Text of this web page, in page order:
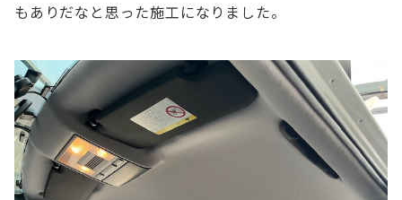
もありだなと思った施工になりました。